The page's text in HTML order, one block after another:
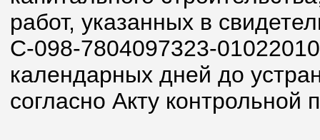
работ, указанных в
С-098-7804097323-
календарных дней до
согласно Акту контрольной